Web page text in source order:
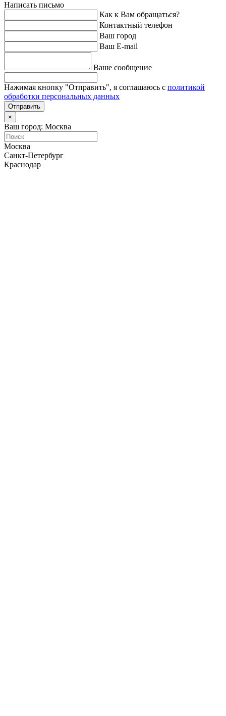
Написать письмо
Как к Вам обращаться?
Контактный телефон
Ваш город
Ваш E-mail
Ваше сообщение
Нажимая кнопку "Отправить", я соглашаюсь с политикой
обработки персональных данных
Отправить
×
Ваш город: Москва
Москва
Санкт-Петербург
Краснодар